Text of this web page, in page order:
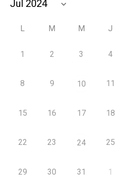
L M M J
1 2 3 4
8 9 10 11
15 16 17 18
22 23 24 25
29 30 31 1